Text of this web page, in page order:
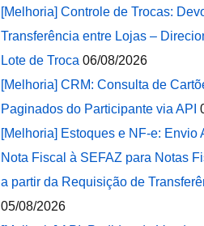
[Melhoria] Controle de Trocas:
Transferência entre Lojas –
Lote de Troca 06/08/2026
[Melhoria] CRM: Consulta de
Paginados do Participante via API
[Melhoria] Estoques e NF-e: Envio
Nota Fiscal à SEFAZ para Notas
a partir da Requisição de
05/08/2026